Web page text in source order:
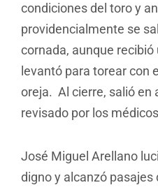
condiciones del toro y
providencialmente se
cornada, aunque recibió
levantó para torear con
oreja. Al cierre, salió en
revisado por los
José Miguel Arellano
digno y alcanzó